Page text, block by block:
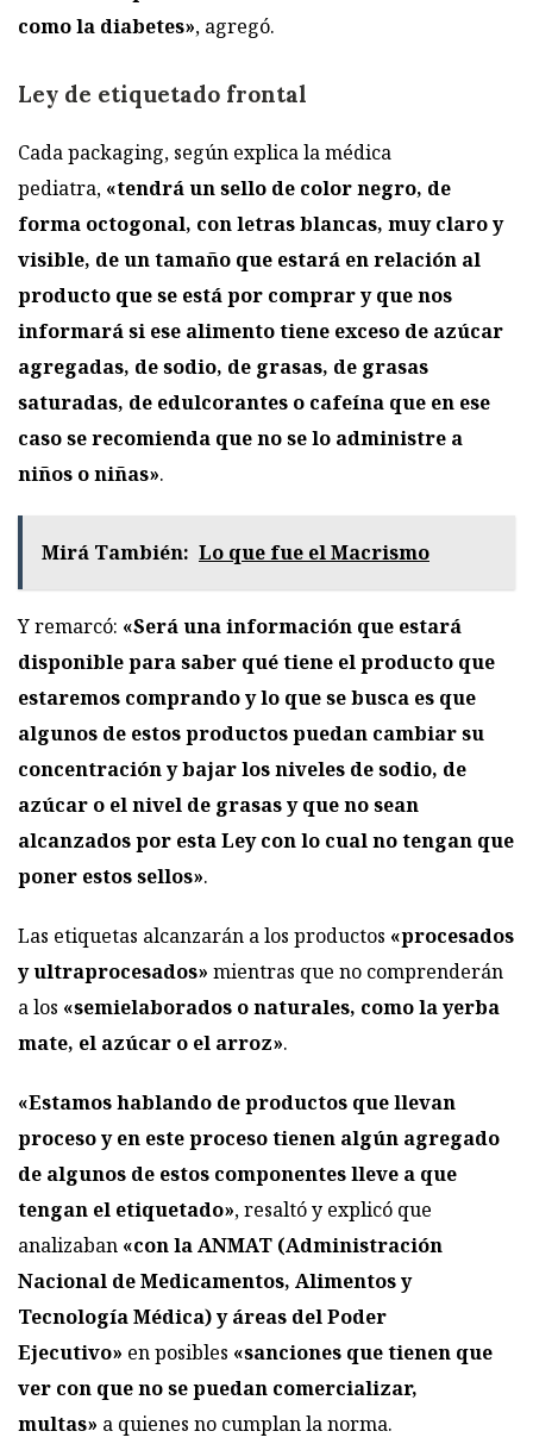
como la diabetes», agregó.
Ley de etiquetado frontal
Cada packaging, según explica la médica
pediatra, «tendrá un sello de color negro, de
forma octogonal, con letras blancas, muy claro y
visible, de un tamaño que estará en relación al
producto que se está por comprar y que nos
informará si ese alimento tiene exceso de azúcar
agregadas, de sodio, de grasas, de grasas
saturadas, de edulcorantes o cafeína que en ese
caso se recomienda que no se lo administre a
niños o niñas».
Mirá También: Lo que fue el Macrismo
Y remarcó: «Será una información que estará
disponible para saber qué tiene el producto que
estaremos comprando y lo que se busca es que
algunos de estos productos puedan cambiar su
concentración y bajar los niveles de sodio, de
azúcar o el nivel de grasas y que no sean
alcanzados por esta Ley con lo cual no tengan que
poner estos sellos».
Las etiquetas alcanzarán a los productos «procesados
y ultraprocesados» mientras que no comprenderán
a los «semielaborados o naturales, como la yerba
mate, el azúcar o el arroz».
«Estamos hablando de productos que llevan
proceso y en este proceso tienen algún agregado
de algunos de estos componentes lleve a que
tengan el etiquetado», resaltó y explicó que
analizaban «con la ANMAT (Administración
Nacional de Medicamentos, Alimentos y
Tecnología Médica) y áreas del Poder
Ejecutivo» en posibles «sanciones que tienen que
ver con que no se puedan comercializar,
multas» a quienes no cumplan la norma.